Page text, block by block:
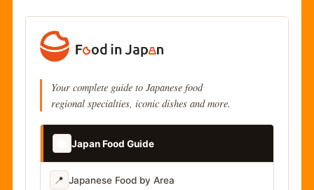
Your complete guide to Japanese food
regional specialties, iconic dishes and more.
Japan Food Guide
📍 Japanese Food by Area